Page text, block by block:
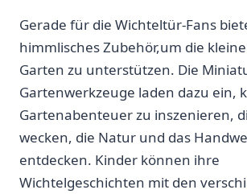
Gerade für die Wichteltür-Fans
himmlisches Zubehör,um ‌die
Garten zu unterstützen.‍ Die
Gartenwerkzeuge laden dazu ‌ein,
Gartenabenteuer zu inszenieren,
wecken, die Natur und das
⁢entdecken. Kinder​ können ihre
Wichtelgeschichten mit den